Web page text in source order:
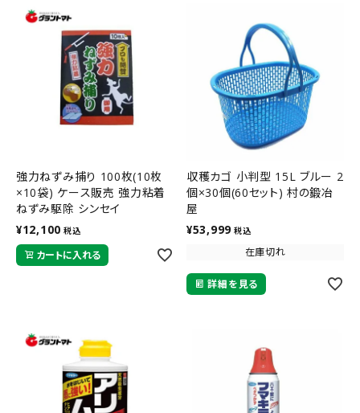
強力ねずみ捕り 100枚(10枚
×10袋) ケース販売 強力粘着
ねずみ駆除 シンセイ
¥12,100 税込
カートに入れる
収穫カゴ 小判型 15L ブルー 2
個×30個(60セット) 村の鍛冶
屋
¥53,999 税込
在庫切れ
詳細を見る